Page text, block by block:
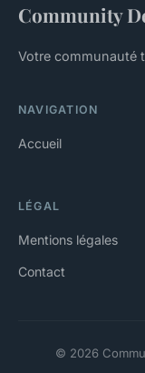
Community
Votre communauté
NAVIGATION
Accueil
LÉGAL
Mentions légales
Contact
© 2026